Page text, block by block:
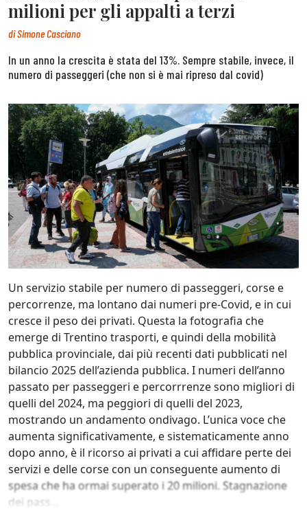
milioni per gli appalti a terzi
diSimone Casciano
In un anno la crescita è stata del 13%. Sempre stabile, invece, il
numero di passeggeri (che non si è mai ripreso dal covid)
Un servizio stabile per numero di passeggeri, corse e
percorrenze, ma lontano dai numeri pre-Covid, e in cui
cresce il peso dei privati. Questa la fotografia che
emerge di Trentino trasporti, e quindi della mobilità
pubblica provinciale, dai più recenti dati pubblicati nel
bilancio 2025 dell’azienda pubblica. I numeri dell’anno
passato per passeggeri e percorrrenze sono migliori di
quelli del 2024, ma peggiori di quelli del 2023,
mostrando un andamento ondivago. L’unica voce che
aumenta significativamente, e sistematicamente anno
dopo anno, è il ricorso ai privati a cui affidare perte dei
servizi e delle corse con un conseguente aumento di
spesa che ha ormai superato i 20 milioni. Stagnazione
dei pass...